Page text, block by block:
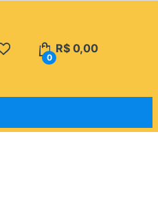
0
R$0,00